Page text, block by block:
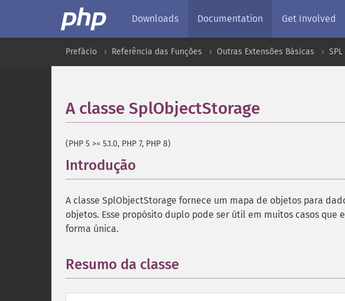
Downloads Documentation Get Involved
Prefácio Referência das Funções Outras Extensões Básicas SPL
A classe SplObjectStorage
(PHP 5 >= 5.1.0, PHP 7, PHP 8)
Introdução
A classe SplObjectStorage fornece um mapa de objetos para
objetos. Esse propósito duplo pode ser útil em muitos casos
forma única.
Resumo da classe